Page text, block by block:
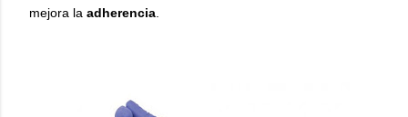
mejora la adherencia